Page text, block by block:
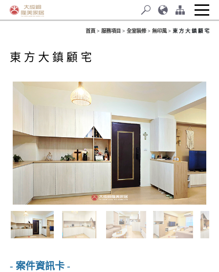
首頁 服務項目 全室裝修 無印風 東 方 大 鎮 顧 宅
東 方 大 鎮 顧 宅
- 案件資訊卡 -